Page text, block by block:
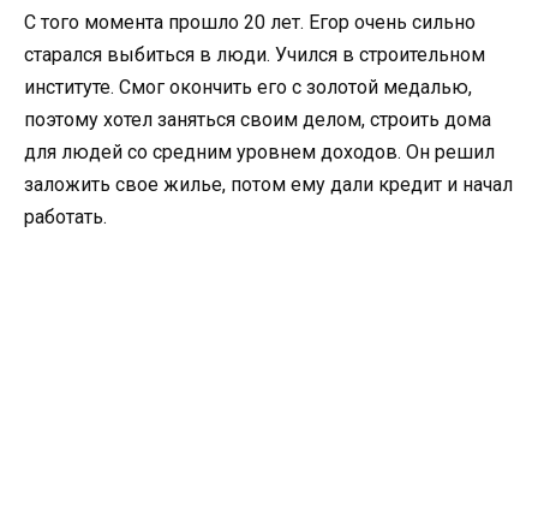
С того момента прошло 20 лет. Егор очень сильно
старался выбиться в люди. Учился в строительном
институте. Смог окончить его с золотой медалью,
поэтому хотел заняться своим делом, строить дома
для людей со средним уровнем доходов. Он решил
заложить свое жилье, потом ему дали кредит и начал
работать.